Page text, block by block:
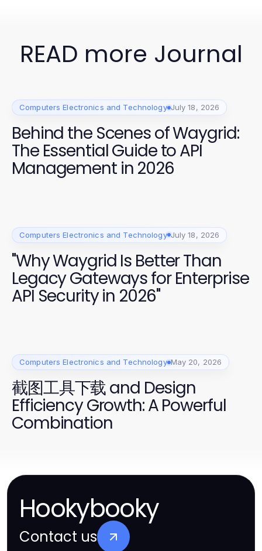
READ more Journal
Computers Electronics and Technology July 18, 2026
Behind the Scenes of Waygrid:
The Essential Guide to API
Management in 2026
Computers Electronics and Technology July 18, 2026
"Why Waygrid Is Better Than
Legacy Gateways for Enterprise
API Security in 2026"
Computers Electronics and Technology May 20, 2026
截图工具下载 and Design
Efficiency Growth: A Powerful
Combination
Hookybooky
Contact us